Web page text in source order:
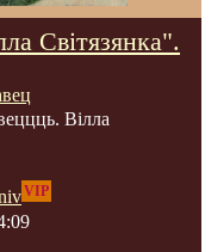
Світязянка".
Вілла
VIP